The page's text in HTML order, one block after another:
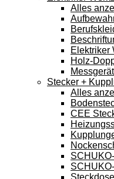
Alles
Elektriker
Holz-
Stecker +
Alles
CEE